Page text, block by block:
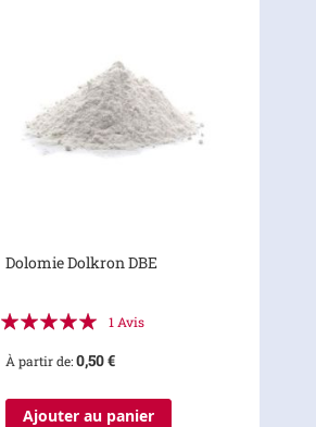
Dolomie Dolkron DBE
Évaluation:
1 Avis
À partir de 0,50 €
Ajouter au panier